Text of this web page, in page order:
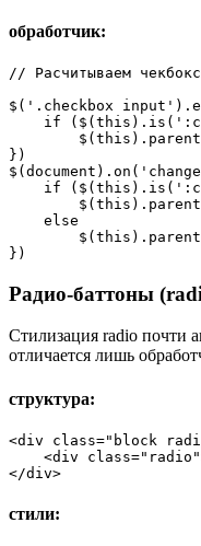
обработчик:
// Расчитываем
$('.checkbox
if
})
if
    else
})
Радио-баттоны
Стилизация radio почти
отличается лишь
структура:
<div class="block
<div
</div>
стили: